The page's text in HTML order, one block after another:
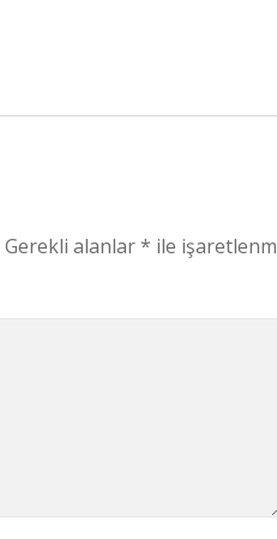
Gerekli alanlar* ile